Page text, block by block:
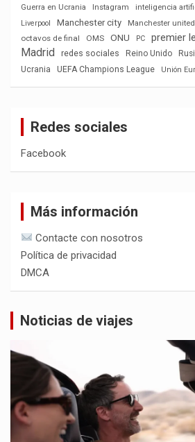
Guerra en Ucrania Instagram inteligencia
Liverpool Manchester city Manchester united
octavos de final OMS ONU PC premier
Madrid
redes sociales Reino Unido
Ucrania
UEFA Champions League Unión
Redes sociales
Facebook
Más información
Contacte con nosotros
Política de privacidad
DMCA
Noticias de viajes